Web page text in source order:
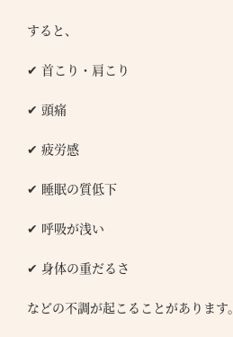
すると、
✔ 首こり・肩こり
✔ 頭痛
✔ 疲労感
✔ 睡眠の質低下
✔ 呼吸が浅い
✔ 身体の重だるさ
などの不調が起こることがあります。